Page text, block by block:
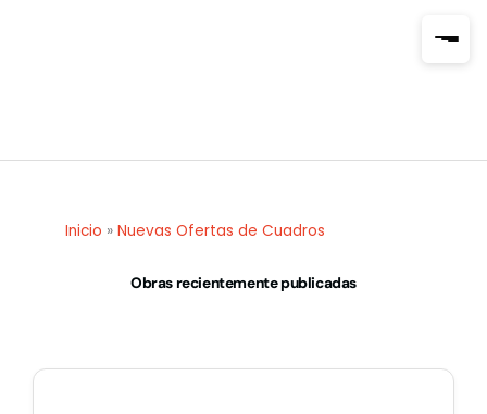
Inicio » Nuevas Ofertas de Cuadros
Obras recientemente publicadas